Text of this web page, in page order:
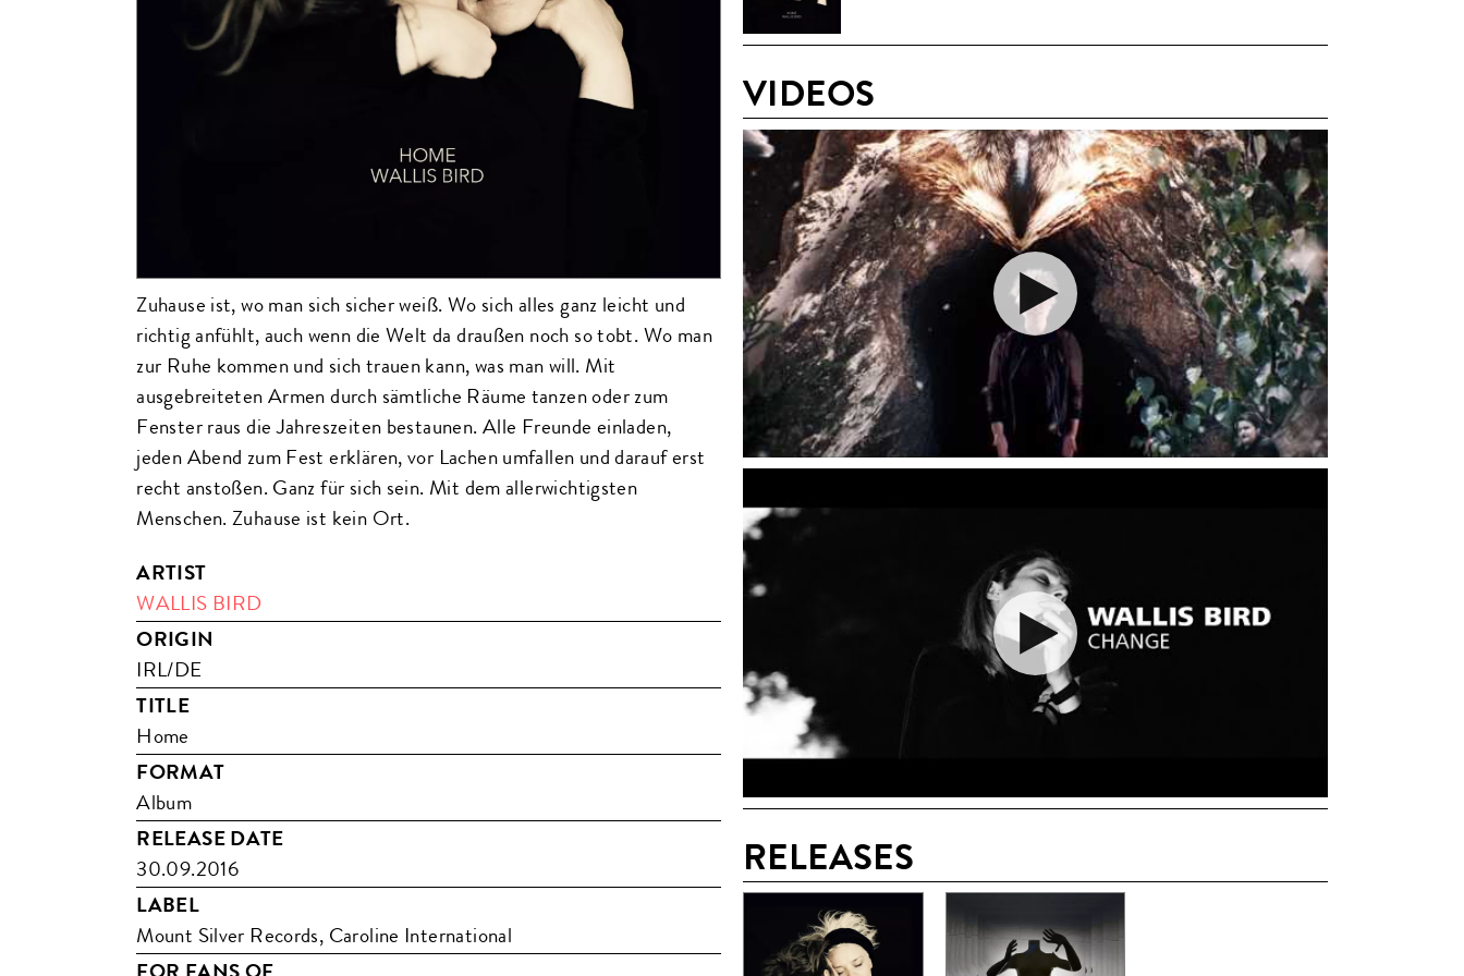
Zuhause ist, wo man sich sicher weiß. Wo sich alles ganz leicht und
richtig anfühlt, auch wenn die Welt da draußen noch so tobt. Wo man
zur Ruhe kommen und sich trauen kann, was man will. Mit
ausgebreiteten Armen durch sämtliche Räume tanzen oder zum
Fenster raus die Jahreszeiten bestaunen. Alle Freunde einladen,
jeden Abend zum Fest erklären, vor Lachen umfallen und darauf erst
recht anstoßen. Ganz für sich sein. Mit dem allerwichtigsten
Menschen. Zuhause ist kein Ort.
ARTIST
WALLIS BIRD
ORIGIN
IRL/DE
TITLE
Home
FORMAT
Album
RELEASE DATE
30.09.2016
LABEL
Mount Silver Records, Caroline International
VIDEOS
RELEASES